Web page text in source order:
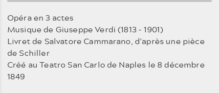
Opéra en 3 actes
Musique de Giuseppe Verdi (1813 - 1901)
Livret de Salvatore Cammarano, d’après une pièce
de Schiller
Créé au Teatro San Carlo de Naples le 8 décembre
1849